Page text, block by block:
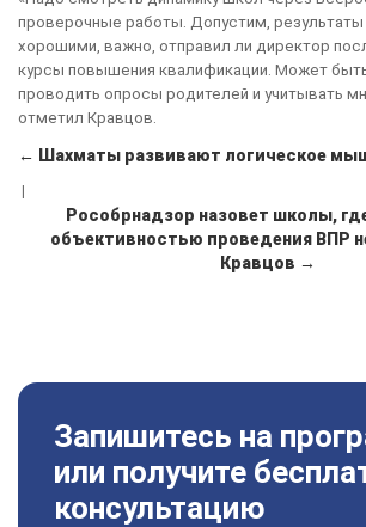
проверочные работы. Допустим, результаты
хорошими, важно, отправил ли директор
курсы повышения квалификации. Может
проводить опросы родителей и учитывать
отметил Кравцов.
← Шахматы развивают логическое
Рособрнадзор назовет школы,
объективностью проведения ВПР
Кравцов →
Запишитесь на
или получите
консультацию